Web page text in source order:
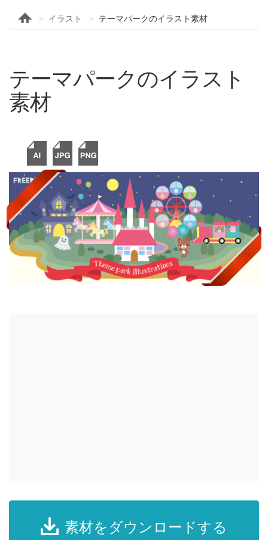
イラスト テーマパークのイラスト素材
テーマパークのイラスト
素材
素材をダウンロードする